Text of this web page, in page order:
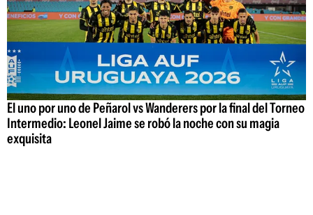
El uno por uno de Peñarol vs Wanderers por la final del Torneo
Intermedio: Leonel Jaime se robó la noche con su magia
exquisita